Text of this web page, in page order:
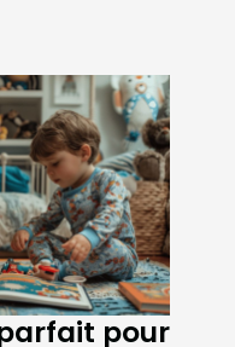
pour